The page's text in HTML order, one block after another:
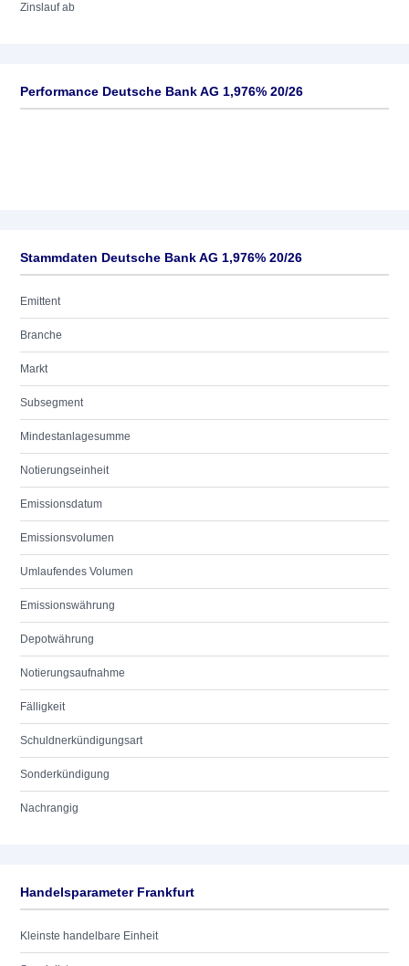
Zinslauf ab
Performance Deutsche Bank AG 1,976% 20/26
Stammdaten Deutsche Bank AG 1,976% 20/26
Emittent
Branche
Markt
Subsegment
Mindestanlagesumme
Notierungseinheit
Emissionsdatum
Emissionsvolumen
Umlaufendes Volumen
Emissionswährung
Depotwährung
Notierungsaufnahme
Fälligkeit
Schuldnerkündigungsart
Sonderkündigung
Nachrangig
Handelsparameter Frankfurt
Kleinste handelbare Einheit